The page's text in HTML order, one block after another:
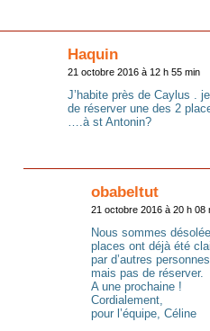
Haquin
21 octobre 2016 à 12 h 55 min
J’habite près de Caylus .
de réserver une des 2
….à st Antonin?
obabeltut
21 octobre 2016 à 20 h 08
Nous sommes
places ont déjà été
par d’autres
mais pas de réserver.
A une prochaine !
Cordialement,
pour l’équipe, Céline